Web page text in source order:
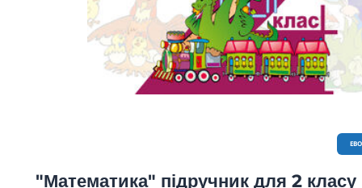
"Математика" підручник для 2 класу